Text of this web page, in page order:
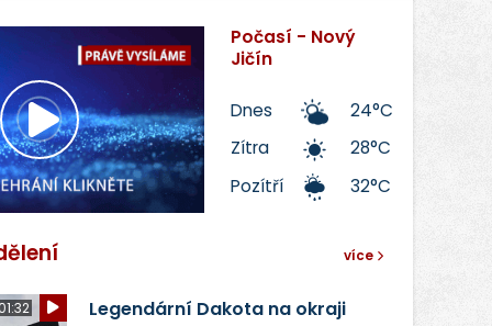
Přehrát
video
Počasí - Nový
Jičín
Dnes
24°C
Zítra
28°C
Pozítří
32°C
více
Legendární Dakota na okraji